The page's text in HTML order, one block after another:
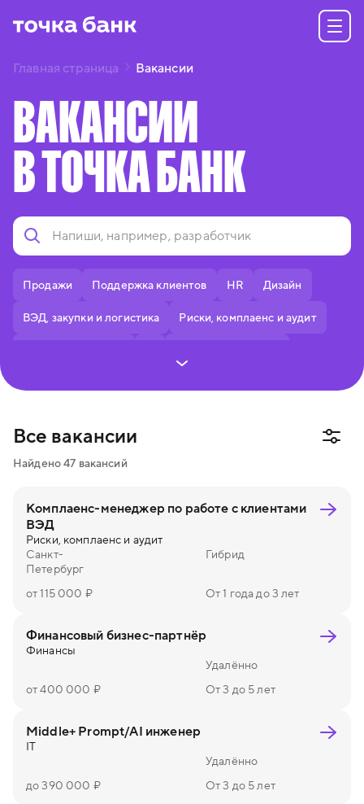
Главная страница Вакансии
ВАКАНСИИ
В ТОЧКА БАНК
Продажи Поддержка клиентов HR Дизайн
ВЭД, закупки и логистика Риски, комплаенс и аудит
Создание и управление процессами
Все вакансии
Найдено47 вакансий
Комплаенс-менеджер по работе с клиентами
ВЭД
Риски, комплаенс и аудит
Санкт-
Петербург
Гибрид
от 115 000 ₽ От 1 года до 3 лет
Финансовый бизнес-партнёр
Финансы
Удалённо
от 400 000 ₽
От 3 до 5 лет
Middle+ Prompt/AI инженер
IT
Удалённо
до 390 000 ₽
От 3 до 5 лет